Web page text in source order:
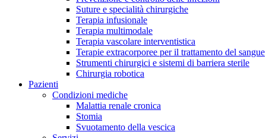
Campione stomia o cateteri
Richiedi gratuitamente un campione al nostro Customer Care,
Trova la tua opportunità di lavoro!
Scopri le opportunità di carriera del Gruppo B. Braun. Visita
Suture e specialità chirurgiche
Terapia infusionale
Terapia multimodale
Terapia vascolare interventistica
Terapie extracorporee per il trattamento del sangue
Strumenti chirurgici e sistemi di barriera sterile
Chirurgia robotica
Pazienti
Condizioni mediche
Malattia renale cronica
Stomia
Svuotamento della vescica